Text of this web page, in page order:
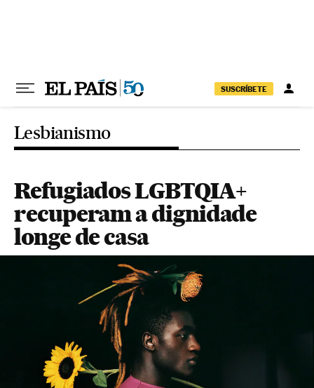
SUSCRÍBETE
Lesbianismo
Refugiados LGBTQIA+
recuperam a dignidade
longe de casa